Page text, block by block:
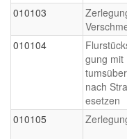
010103
010104
gung mit
nach
esetzen
010105